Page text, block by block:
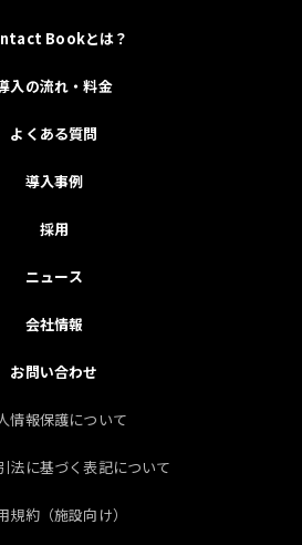
Bookとは？
入の流れ・料金
よくある質問
導入事例
採用
ニュース
会社情報
お問い合わせ
情報保護について
法に基づく表記について
規約（施設向け）